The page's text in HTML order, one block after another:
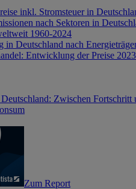
inkl. Stromsteuer in
nach Sektoren in
1960-2024
in Deutschland nach
Entwicklung der Preise
Zwischen Fortschritt
Zum Report